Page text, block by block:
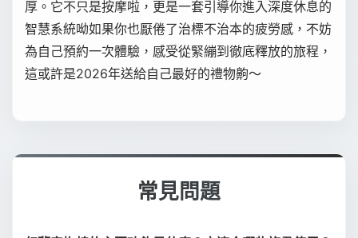
厚。它不只是按摩啦，更是一套引導你進入深度休息的
智慧系統呦如果你也厭倦了治標不治本的疲勞感，不妨
為自己預約一次體驗，感受從緊繃到徹底釋放的旅程，
這或許是2026年送給自己最好的禮物齁～
常見問題